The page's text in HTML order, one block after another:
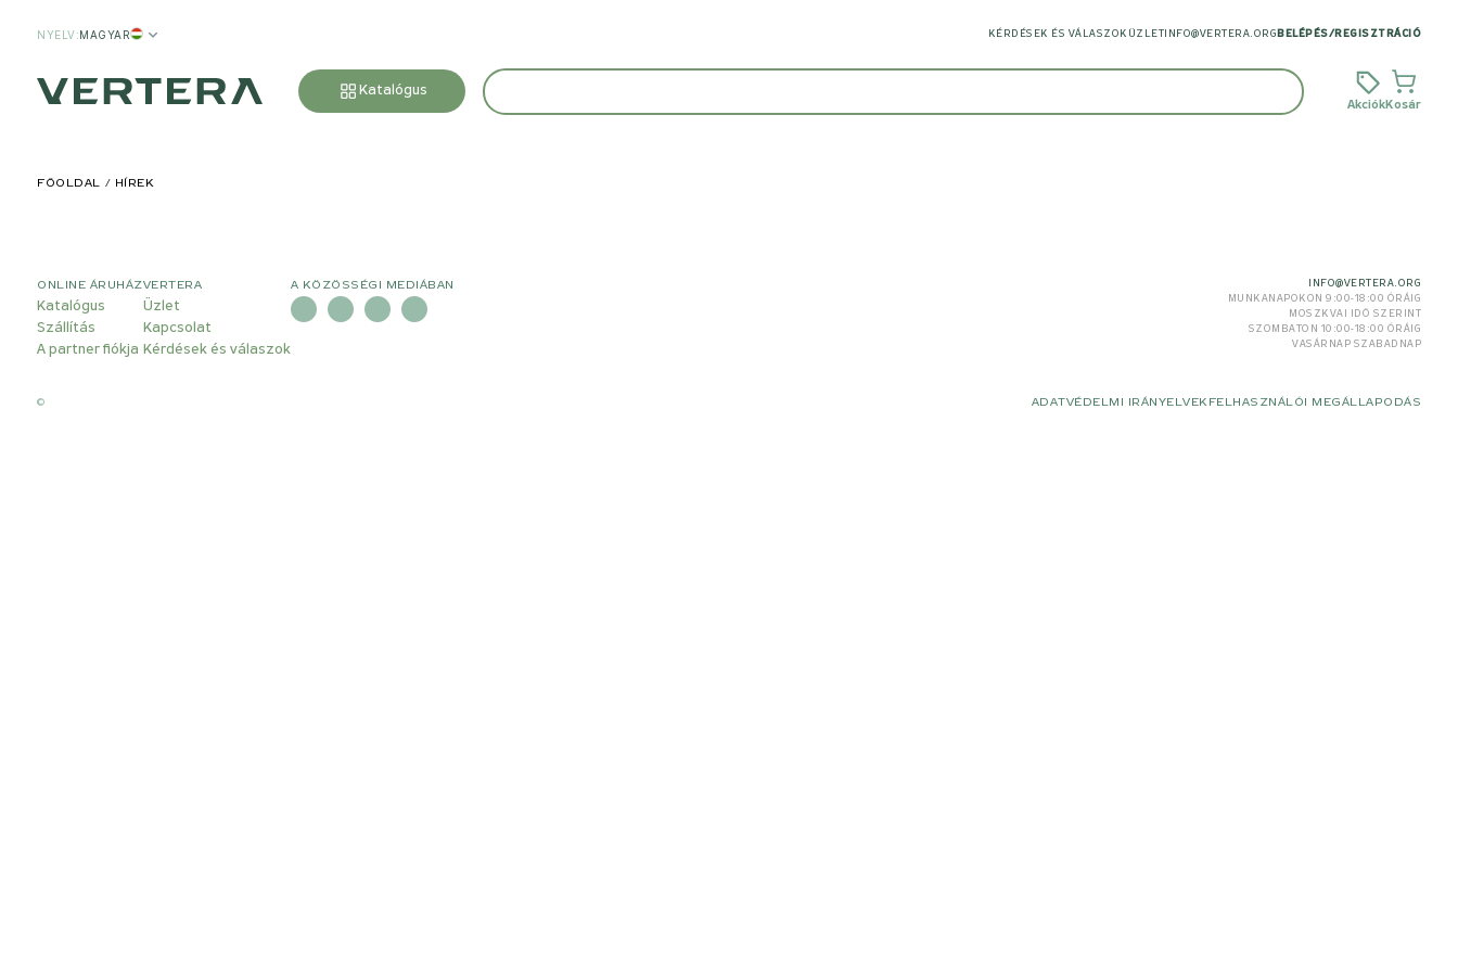
NYELV:MAGYAR KÉRDÉSEK ÉS VÁLASZOK ÜZLET INFO@VERTERA.ORG BELÉPÉS/ REGISZTRÁCIÓ
Katalógus
AkciókKosár
FŐOLDAL HÍREK
ONLINE ÁRUHÁZ
Katalógus
Szállítás
A partner fiókja
VERTERA
Üzlet
Kapcsolat
Kérdések és válaszok
A KÖZÖSSÉGI MEDIÁBAN
INFO@VERTERA.ORG
MUNKANAPOKON 9:00-18:00 ÓRÁIG
MOSZKVAI IDŐ SZERINT
SZOMBATON 10:00-18:00 ÓRÁIG
VASÁRNAP SZABADNAP
© ADATVÉDELMI IRÁNYELVEK FELHASZNÁLÓI MEGÁLLAPODÁS